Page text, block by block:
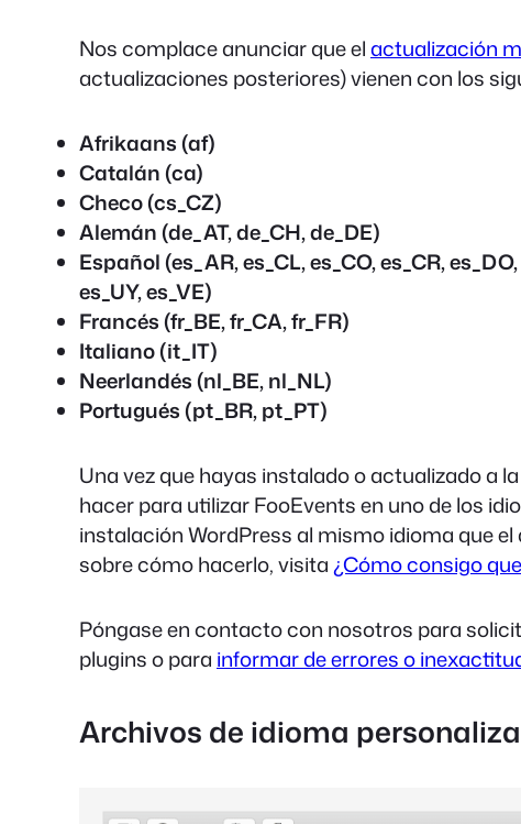
Nos complace anunciar que elactualización
actualizaciones posteriores) vienen con los
Afrikaans (af)
Catalán (ca)
Checo (cs_CZ)
Alemán (de_AT, de_CH, de_DE)
Español (es_AR, es_CL, es_CO, es_CR,
es_UY, es_VE)
Francés (fr_BE, fr_CA, fr_FR)
Italiano (it_IT)
Neerlandés (nl_BE, nl_NL)
Portugués (pt_BR, pt_PT)
Una vez que hayas instalado o actualizado a
hacer para utilizar FooEvents en uno de los
instalación WordPress al mismo idioma que
sobre cómo hacerlo, visita¿Cómo consigo
Póngase en contacto con nosotros para
plugins o para informar de errores o
Archivos de idioma